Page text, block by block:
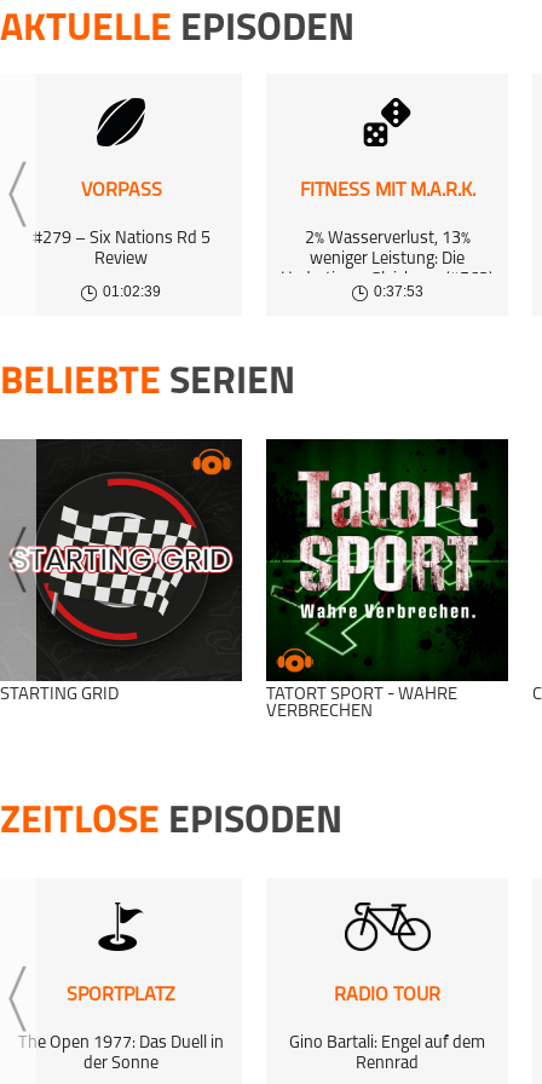
18 Mar 2026 |
HOFFEFUNK
Folge 236 -
AKTUELLE EPISODEN
VORPASS
#279 – Six Nations Rd 5
Review
01:02:39
FITNESS MIT M.A.R.K.
2% Wasserverlust, 13%
weniger Leistung: Die
0:37:53
BELIEBTE SERIEN
STARTING GRID
TATORT SPORT - WAHRE
VERBRECHEN
ZEITLOSE EPISODEN
SPORTPLATZ
The Open 1977: Das Duell in
der Sonne
RADIO TOUR
Gino Bartali: Engel auf dem
Rennrad